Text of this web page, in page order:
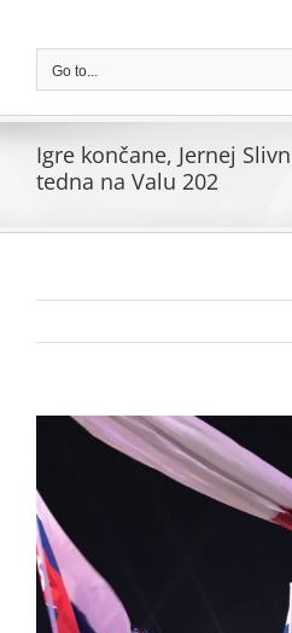
contentGo to...
Igre končane, Jernej
tedna na Valu 202
View
Image